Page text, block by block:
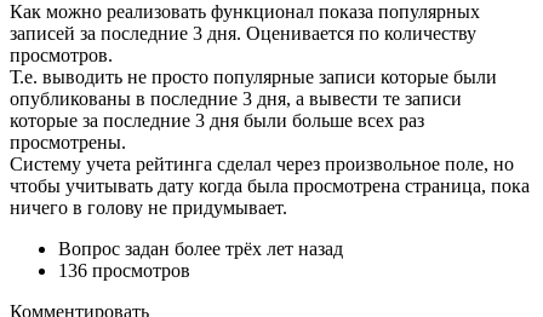
Как можно реализовать функционал показа популярных
записей за последние 3 дня. Оценивается по количеству
просмотров.
Т.е. выводить не просто популярные записи которые были
опубликованы в последние 3 дня, а вывести те записи
которые за последние 3 дня были больше всех раз
просмотрены.
Систему учета рейтинга сделал через произвольное поле, но
чтобы учитывать дату когда была просмотрена страница, пока
ничего в голову не придумывает.
Вопрос задан более трёх лет назад
136 просмотров
Комментировать